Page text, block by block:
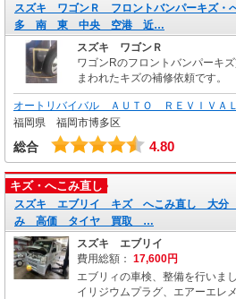
スズキ ワゴンＲ フロントバンパーキズ
多 南 東 中央 空港 近…
スズキ ワゴンＲ
ワゴンRのフロントバンパーキ
まわれたキズの補修依頼です。
オートリバイバル ＡＵＴＯ ＲＥＶＩＶＡ
福岡県 福岡市博多区
総合 4.80
キズ・へこみ直し
スズキ エブリイ キズ へこみ直し 大分
み 高価 タイヤ 買取 …
スズキ エブリイ
費用総額： 17,600円
エブリィの車検、整備を行いま
イリジウムプラグ、エアーエレ